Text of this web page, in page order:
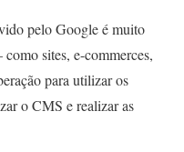
pelo Google é muito
sites, e-commerces,
para utilizar os
o CMS e realizar as